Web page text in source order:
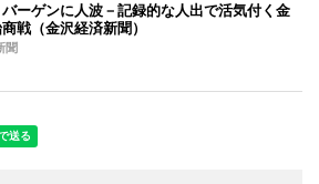
ーゲンに人波－記録的な人出で活気付く金
戦（金沢経済新聞）
聞